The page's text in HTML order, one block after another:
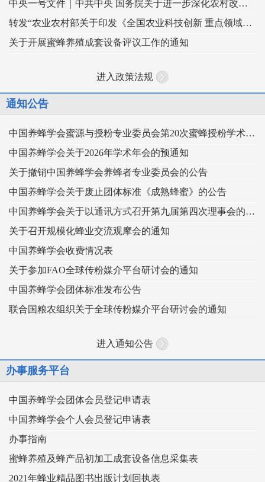
中央一号文件｜中共中央 国务院关于进一步深化农村改革 扎实推进乡村全面振兴的意见
转发“农业农村部关于印发《全国农业科技创新 重点领域（2024–2028年）》的通知”
关于开展蜜蜂养殖成套设备评议工作的通知
进入政策法规
通知公告
中国养蜂学会蜜源与授粉专业委员会第20次蜜蜂授粉学术交流会暨向日葵授粉现场观摩会通知 （第二轮）
中国养蜂学会关于2026年学术年会的预通知
关于撤销中国养蜂学会养蜂者专业委员会的公告
中国养蜂学会关于废止团体标准《成熟蜂蜜》的公告
中国养蜂学会关于以通讯方式召开第九届第四次理事会的通知
关于召开规模化蜂业交流观摩会的通知
中国养蜂学会收费情况表
关于参加FAO全球传粉媒介平台研讨会的通知
中国养蜂学会团体标准发布公告
联合国粮农组织关于全球传粉媒介平台研讨会的通知
进入通知公告
办事服务平台
中国养蜂学会团体会员登记申请表
中国养蜂学会个人会员登记申请表
办事指南
蜜蜂养殖及蜂产品初加工成套设备信息采集表
2021年蜂业精品图书出版计划回执表